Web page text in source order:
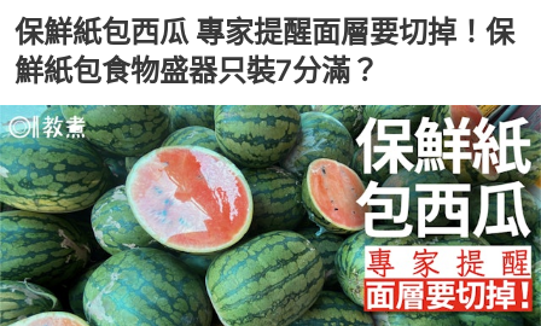
保鮮紙包西瓜 專家提醒面層要切掉！保
鮮紙包食物盛器只裝7分滿？